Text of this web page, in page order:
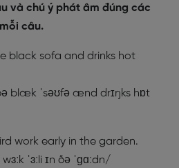
và chú ý phát âm đúng các
câu.
black sofa and drinks hot
blæk ˈsəʊfə ænd drɪŋks hɒt
work early in the garden.
ˈɜːli ɪn ðə ˈɡɑːdn/